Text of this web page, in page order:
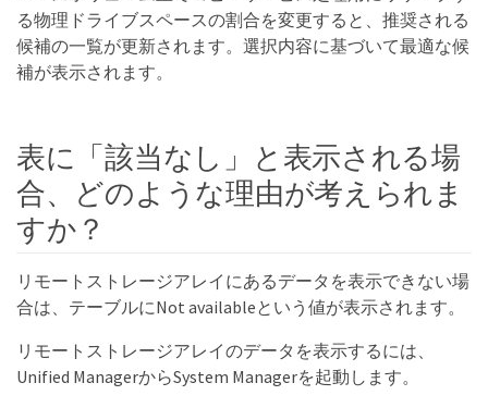
る物理ドライブスペースの割合を変更すると、推奨される
候補の一覧が更新されます。選択内容に基づいて最適な候
補が表示されます。
表に「該当なし」と表示される場
合、どのような理由が考えられま
すか？
リモートストレージアレイにあるデータを表示できない場
合は、テーブルにNot availableという値が表示されます。
リモートストレージアレイのデータを表示するには、
Unified ManagerからSystem Managerを起動します。